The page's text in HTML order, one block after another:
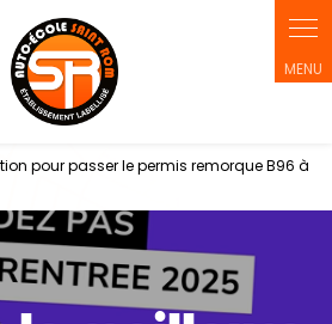
pour passer le permis remorque B96 à
cookies